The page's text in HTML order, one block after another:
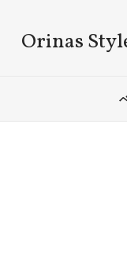
Orinas